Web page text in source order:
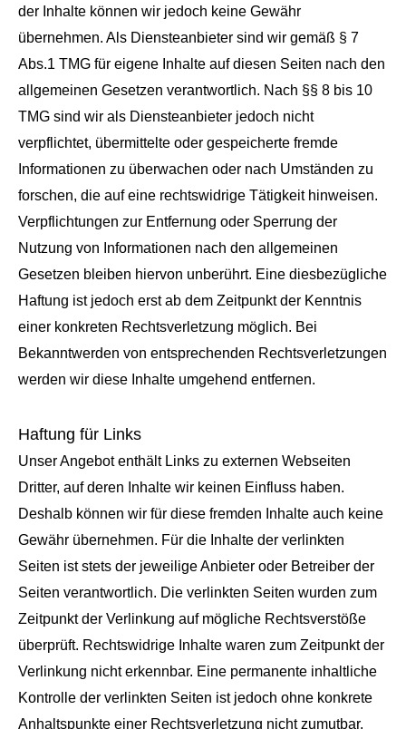
der Inhalte können wir jedoch keine Gewähr
übernehmen. Als Diensteanbieter sind wir gemäß § 7
Abs.1 TMG für eigene Inhalte auf diesen Seiten nach den
allgemeinen Gesetzen verantwortlich. Nach §§ 8 bis 10
TMG sind wir als Diensteanbieter jedoch nicht
verpflichtet, übermittelte oder gespeicherte fremde
Informationen zu überwachen oder nach Umständen zu
forschen, die auf eine rechtswidrige Tätigkeit hinweisen.
Verpflichtungen zur Entfernung oder Sperrung der
Nutzung von Informationen nach den allgemeinen
Gesetzen bleiben hiervon unberührt. Eine diesbezügliche
Haftung ist jedoch erst ab dem Zeitpunkt der Kenntnis
einer konkreten Rechtsverletzung möglich. Bei
Bekanntwerden von entsprechenden Rechtsverletzungen
werden wir diese Inhalte umgehend entfernen.
Haftung für Links
Unser Angebot enthält Links zu externen Webseiten
Dritter, auf deren Inhalte wir keinen Einfluss haben.
Deshalb können wir für diese fremden Inhalte auch keine
Gewähr übernehmen. Für die Inhalte der verlinkten
Seiten ist stets der jeweilige Anbieter oder Betreiber der
Seiten verantwortlich. Die verlinkten Seiten wurden zum
Zeitpunkt der Verlinkung auf mögliche Rechtsverstöße
überprüft. Rechtswidrige Inhalte waren zum Zeitpunkt der
Verlinkung nicht erkennbar. Eine permanente inhaltliche
Kontrolle der verlinkten Seiten ist jedoch ohne konkrete
Anhaltspunkte einer Rechtsverletzung nicht zumutbar.